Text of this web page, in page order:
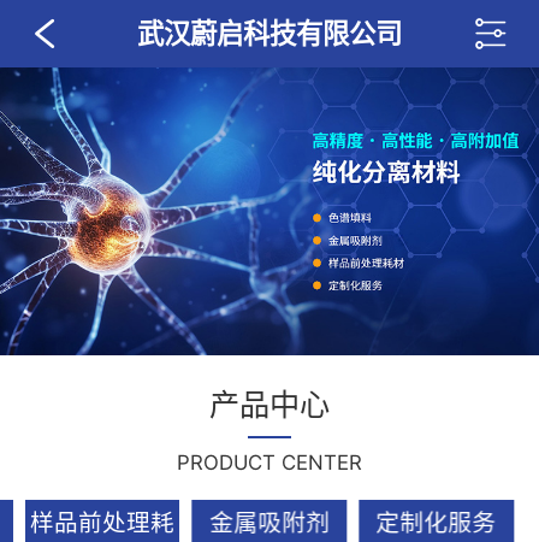
武汉蔚启科技有限公司
产品中心
PRODUCT CENTER
样品前处理耗
金属吸附剂 定制化服务